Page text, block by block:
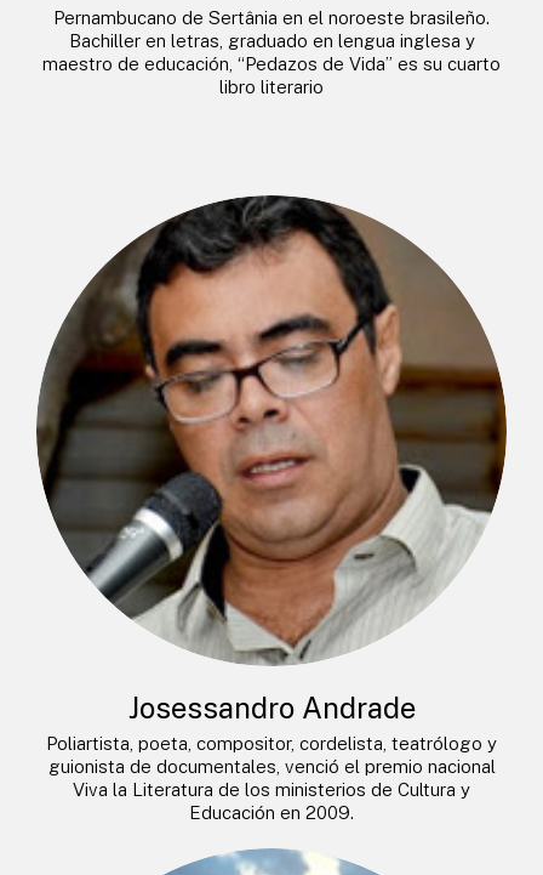
Pernambucano de Sertânia en el noroeste brasileño.
Bachiller en letras, graduado en lengua inglesa y
maestro de educación, “Pedazos de Vida” es su cuarto
libro literario
Josessandro Andrade
Poliartista, poeta, compositor, cordelista, teatrólogo y
guionista de documentales, venció el premio nacional
Viva la Literatura de los ministerios de Cultura y
Educación en 2009.